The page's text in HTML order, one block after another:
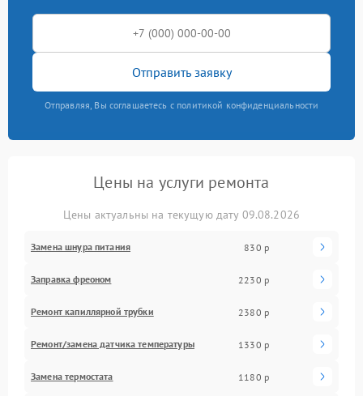
Отправить заявку
Отправляя, Вы соглашаетесь с политикой конфиденциальности
Цены на услуги ремонта
Цены актуальны на текущую дату 09.08.2026
Замена шнура питания 830 р
Заправка фреоном 2230 р
Ремонт капиллярной трубки 2380 р
Ремонт/замена датчика температуры 1330 р
Замена термостата 1180 р